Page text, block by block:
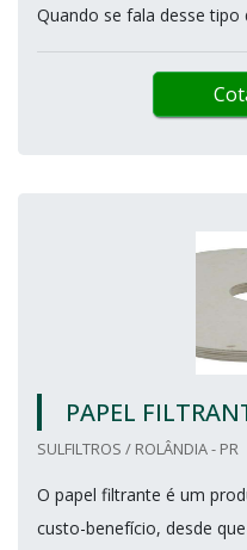
Quando se fala desse tipo
PAPEL
SULFILTROS / ROLÂNDIA - PR
O papel filtrante é um
custo-benefício, desde